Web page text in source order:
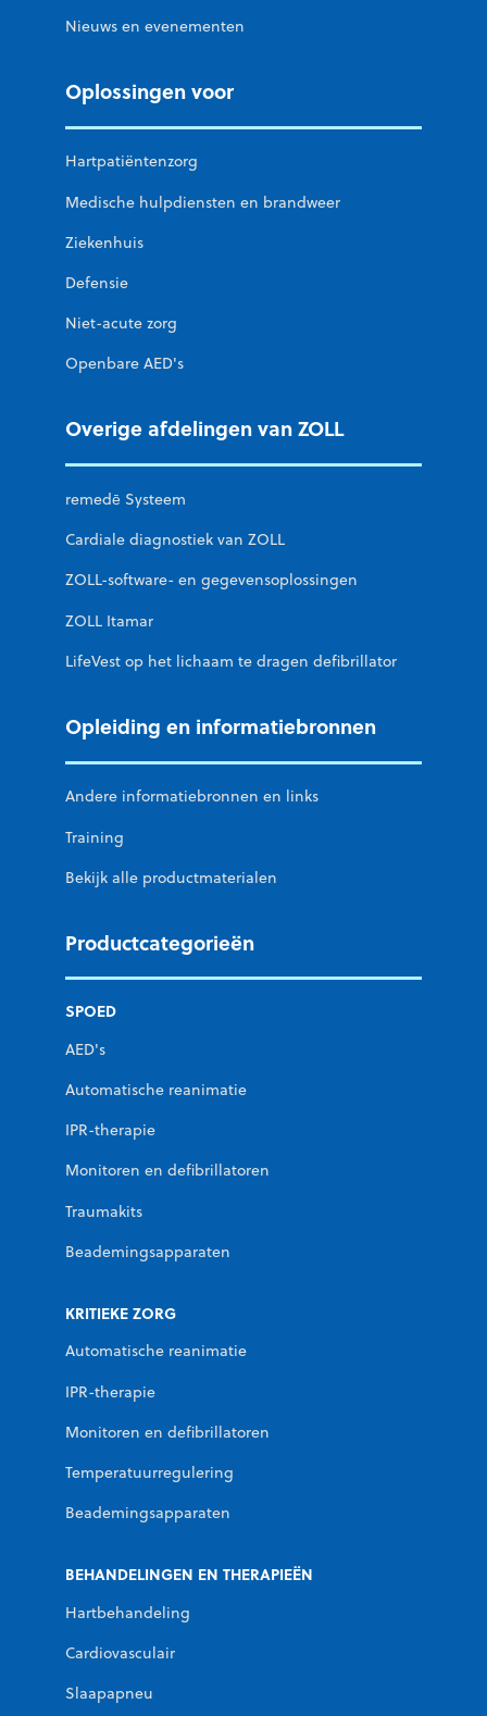
Nieuws en evenementen
Oplossingen voor
Hartpatiëntenzorg
Medische hulpdiensten en brandweer
Ziekenhuis
Defensie
Niet-acute zorg
Openbare AED's
Overige afdelingen van ZOLL
remedē Systeem
Cardiale diagnostiek van ZOLL
ZOLL-software- en gegevensoplossingen
ZOLL Itamar
LifeVest op het lichaam te dragen defibrillator
Opleiding en informatiebronnen
Andere informatiebronnen en links
Training
Bekijk alle productmaterialen
Productcategorieën
SPOED
AED's
Automatische reanimatie
IPR-therapie
Monitoren en defibrillatoren
Traumakits
Beademingsapparaten
KRITIEKE ZORG
Automatische reanimatie
IPR-therapie
Monitoren en defibrillatoren
Temperatuurregulering
Beademingsapparaten
BEHANDELINGEN EN THERAPIEËN
Hartbehandeling
Cardiovasculair
Slaapapneu